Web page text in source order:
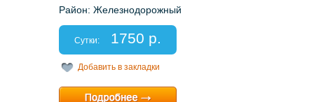
Район: Железнодорожный
Спальных мест: 2+2+1
Отчетные документы: есть
Сутки: 1750 р.
Добавить в закладки
Минимальный срок:1 суток